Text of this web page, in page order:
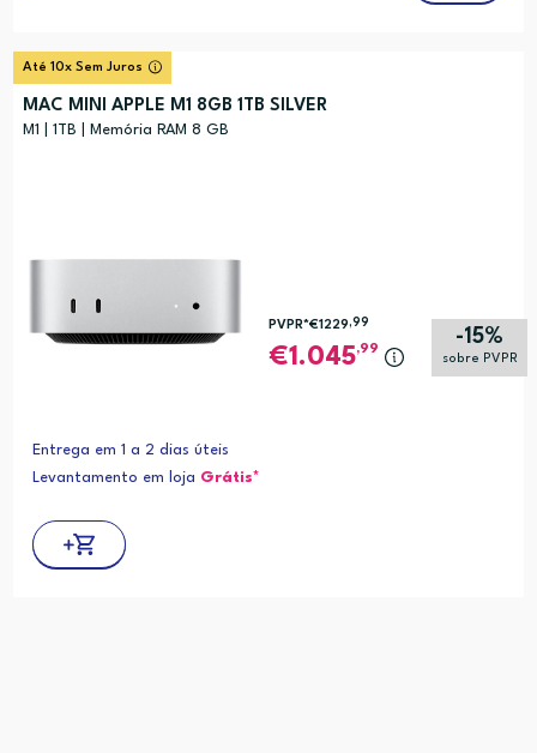
Até 10x Sem Juros
MAC MINI APPLE M1 8GB 1TB SILVER
M1 | 1TB | Memória RAM 8 GB
-15%
sobre PVPR
PVPR*€1229 ,99
1.045,99
Entrega em 1 a 2 dias úteis
Levantamento em loja Grátis*